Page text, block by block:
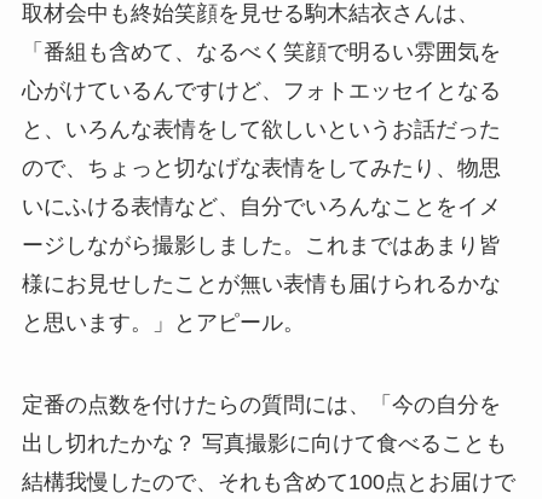
取材会中も終始笑顔を見せる駒木結衣さんは、
「番組も含めて、なるべく笑顔で明るい雰囲気を
心がけているんですけど、フォトエッセイとなる
と、いろんな表情をして欲しいというお話だった
ので、ちょっと切なげな表情をしてみたり、物思
いにふける表情など、自分でいろんなことをイメ
ージしながら撮影しました。これまではあまり皆
様にお見せしたことが無い表情も届けられるかな
と思います。」とアピール。
定番の点数を付けたらの質問には、「今の自分を
出し切れたかな？ 写真撮影に向けて食べることも
結構我慢したので、それも含めて100点とお届けで